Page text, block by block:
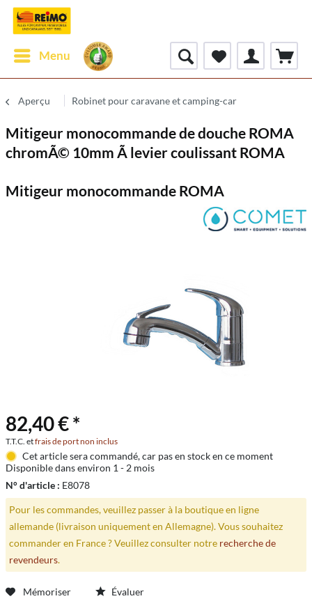
Menu
Aperçu Robinet pour caravane et camping-car
Mitigeur monocommande de douche ROMA
chromÃ© 10mm Ã levier coulissant ROMA
Mitigeur monocommande ROMA
82,40 € *
T.T.C. etfrais de port non inclus
Cet article sera commandé, car pas en stock en ce moment
Disponible dans environ 1 - 2 mois
N° d'article : E8078
Pour les commandes, veuillez passer à la boutique en ligne
allemande (livraison uniquement en Allemagne). Vous souhaitez
commander en France ? Veuillez consulter notre recherche de
revendeurs.
Mémoriser Évaluer